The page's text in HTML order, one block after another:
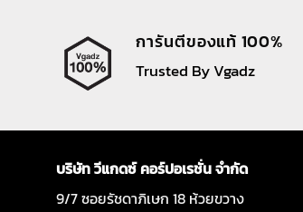
การันตีของแท้ 100%
Trusted By Vgadz
บริษัท วีแกดซ์ คอร์ปอเรชั่น จำกัด
9/7 ซอยรัชดาภิเษก 18 ห้วยขวาง